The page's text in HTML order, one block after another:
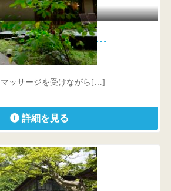
高1,300mに湧…
本206
ッサージを受けながら[…]
詳細を見る